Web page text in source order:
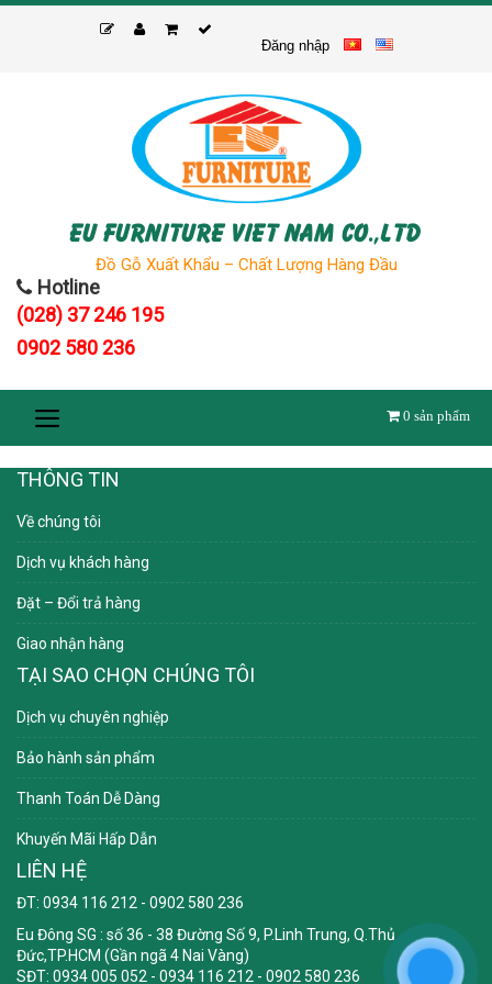
Skip
Đăng nhập
EU FURNITURE VIET NAM CO.,LTD
Đồ Gỗ Xuất Khẩu – Chất Lượng Hàng Đầu
Hotline
(028) 37 246 195
0902 580 236
0 sản phẩm
THÔNG TIN
Về chúng tôi
Dịch vụ khách hàng
Đặt – Đổi trả hàng
Giao nhận hàng
TẠI SAO CHỌN CHÚNG TÔI
Dịch vụ chuyên nghiệp
Bảo hành sản phẩm
Thanh Toán Dễ Dàng
Khuyến Mãi Hấp Dẫn
LIÊN HỆ
ĐT: 0934 116 212 - 0902 580 236
Eu Đông SG : số 36 - 38 Đường Số 9, P.Linh Trung, Q.Thủ
Đức,TP.HCM (Gần ngã 4 Nai Vàng)
SĐT: 0934 005 052 - 0934 116 212 - 0902 580 236